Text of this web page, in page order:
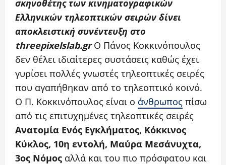
σκηνοθέτης των κινηματογραφικών
Ελληνικών τηλεοπτικών σειρών δίνει
αποκλειστική συνέντευξη στο
threepixelslab.grΟ Πάνος Κοκκινόπουλος
δεν θέλει ιδιαίτερες συστάσεις καθώς έχει
γυρίσει πολλές γνωστές τηλεοπτικές σειρές
που αγαπήθηκαν από το τηλεοπτικό κοινό.
Ο Π. Κοκκινόπουλος είναι ο άνθρωπος πίσω
από τις επιτυχημένες τηλεοπτικές σειρές
Ανατομία Ενός Εγκλήματος, Κόκκινος
Κύκλος, 10η εντολή, Μαύρα Μεσάνυχτα,
3ος Νόμος αλλά και του πιο πρόσφατου και